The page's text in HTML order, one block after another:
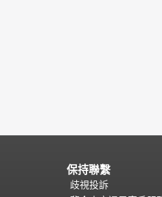
保持聯繫
歧視投訴